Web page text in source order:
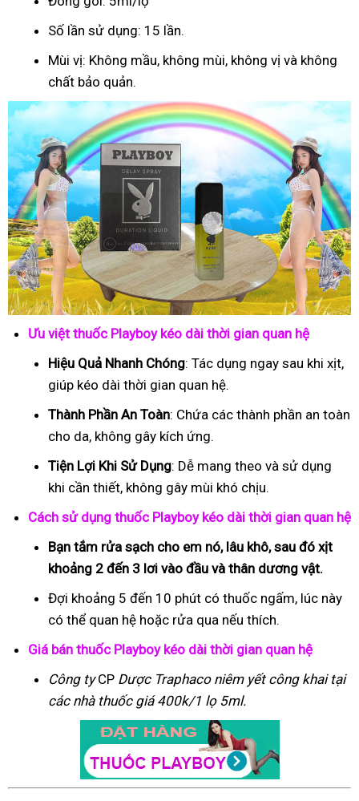
Số lần sử dụng: 15 lần.
Mùi vị: Không mầu, không mùi, không vị và không
chất bảo quản.
Ưu việt thuốc Playboy kéo dài thời gian quan hệ
Hiệu Quả Nhanh Chóng: Tác dụng ngay sau khi xịt,
giúp kéo dài thời gian quan hệ.
Thành Phần An Toàn: Chứa các thành phần an toàn
cho da, không gây kích ứng.
Tiện Lợi Khi Sử Dụng: Dễ mang theo và sử dụng
khi cần thiết, không gây mùi khó chịu.
Cách sử dụng thuốc Playboy kéo dài thời gian quan hệ
Bạn tắm rửa sạch cho em nó, lâu khô, sau đó xịt
khoảng 2 đến 3 lơi vào đầu và thân dương vật.
Đợi khoảng 5 đến 10 phút có thuốc ngấm, lúc này
có thể quan hệ hoặc rửa qua nếu thích.
Giá bán thuốc Playboy kéo dài thời gian quan hệ
Công tyCP Dược Traphaconiêm yết công khai tại
các nhà thuốc giá 400k/1 lọ 5ml.